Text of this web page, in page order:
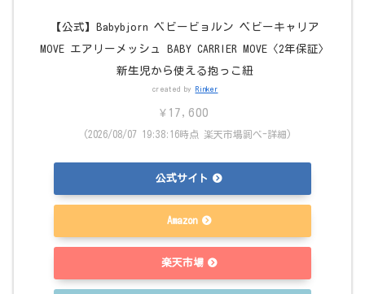
【公式】Babybjorn ベビービョルン ベビーキャリア
MOVE エアリーメッシュ BABY CARRIER MOVE〈2年保証〉
新生児から使える抱っこ紐
created by Rinker
¥17,600
(2026/08/07 19:38:16時点 楽天市場調べ-詳細)
公式サイト
Amazon
楽天市場